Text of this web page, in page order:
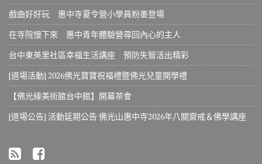
戲曲好好玩 惠中寺夏令營小學員粉墨登場
在寺院慢下來 惠中青年體驗營尋回內心的主人
台中東英里社區幸福生活講座 預防失智活出精彩
[道場活動] 2026佛光寶寶祝福禮暨佛光兒童開學禮
【佛光緣美術館台中館】開幕茶會
[道場公告] 活動延期公告 佛光山惠中寺2026年八關齋戒＆佛學講座